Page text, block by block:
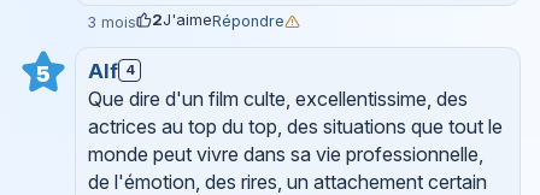
3 mois 2J'aimeRépondre
5 Alf 4
Que dire d'un film culte, excellentissime, des
actrices au top du top, des situations que tout le
monde peut vivre dans sa vie professionnelle,
de l'émotion, des rires, un attachement certain